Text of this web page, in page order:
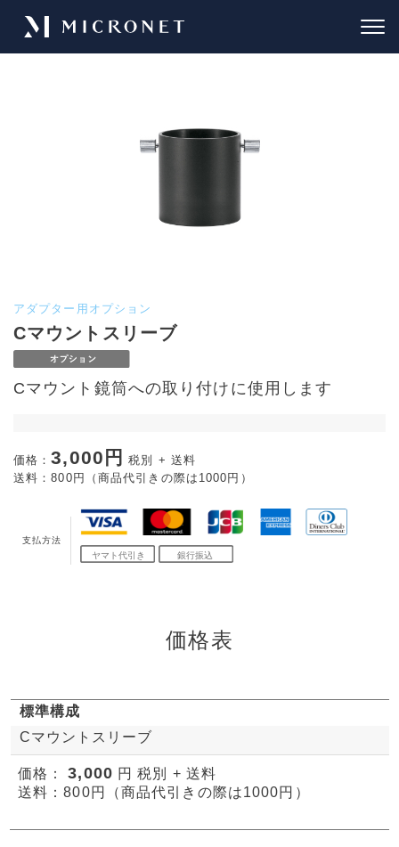
アダプター用オプション
Cマウントスリーブ
Cマウント鏡筒への取り付けに使用します
価格：3,000円
税別 + 送料
送料：800円（商品代引きの際は1000円）
支払方法
価格表
標準構成
Cマウントスリーブ
価格： 3,000 円 税別 + 送料
送料：800円（商品代引きの際は1000円）